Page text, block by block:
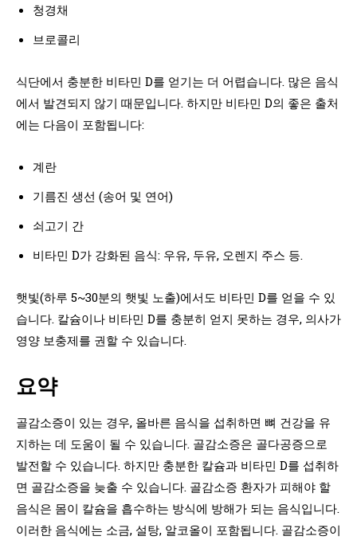
청경채
브로콜리
식단에서 충분한 비타민 D를 얻기는 더 어렵습니다. 많은 음식
에서 발견되지 않기 때문입니다. 하지만 비타민 D의 좋은 출처
에는 다음이 포함됩니다:
계란
기름진 생선 (송어 및 연어)
쇠고기 간
비타민 D가 강화된 음식: 우유, 두유, 오렌지 주스 등.
햇빛(하루 5~30분의 햇빛 노출)에서도 비타민 D를 얻을 수 있
습니다. 칼슘이나 비타민 D를 충분히 얻지 못하는 경우, 의사가
영양 보충제를 권할 수 있습니다.
요약
골감소증이 있는 경우, 올바른 음식을 섭취하면 뼈 건강을 유
지하는 데 도움이 될 수 있습니다. 골감소증은 골다공증으로
발전할 수 있습니다. 하지만 충분한 칼슘과 비타민 D를 섭취하
면 골감소증을 늦출 수 있습니다. 골감소증 환자가 피해야 할
음식은 몸이 칼슘을 흡수하는 방식에 방해가 되는 음식입니다.
이러한 음식에는 소금, 설탕, 알코올이 포함됩니다. 골감소증이